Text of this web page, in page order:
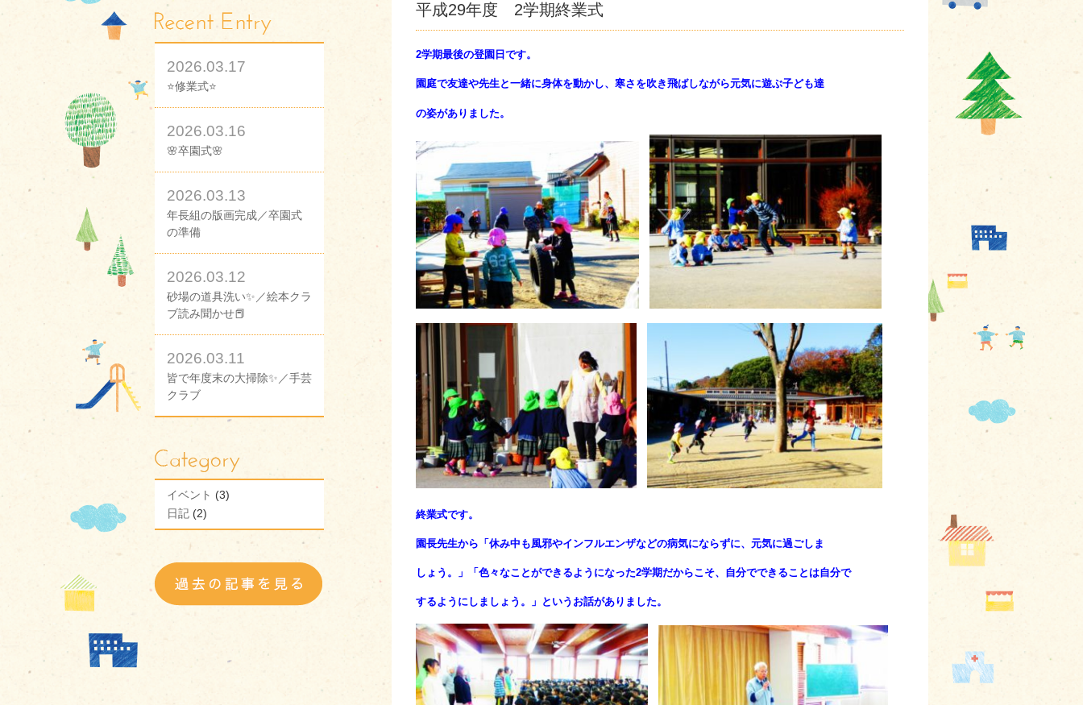
2026.03.17
⭐修業式⭐
2026.03.16
🌸卒園式🌸
2026.03.13
年長組の版画完成／卒園式
の準備
2026.03.12
砂場の道具洗い✨／絵本クラ
ブ読み聞かせ📕
2026.03.11
皆で年度末の大掃除✨／手芸
クラブ
イベント (3)
日記 (2)
平成29年度 2学期終業式
2学期最後の登園日です。
園庭で友達や先生と一緒に身体を動かし、寒さを吹き飛ばしながら元気に遊ぶ子ども達
の姿がありました。
終業式です。
園長先生から「休み中も風邪やインフルエンザなどの病気にならずに、元気に過ごしま
しょう。」「色々なことができるようになった2学期だからこそ、自分でできることは自分で
するようにしましょう。」というお話がありました。